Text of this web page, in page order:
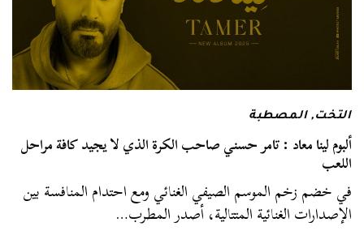
التخت,المصطبة
ألبوم لينا معاد : تامر حسني صاحب الكرة الذي لا يجيد كافة مراحل
اللعب
في خضم زخم الموسم الصيفي الغنائي ومع احتدام المنافسة بين
الإصدارات الغنائية المتتالية، أصدر المطرب…